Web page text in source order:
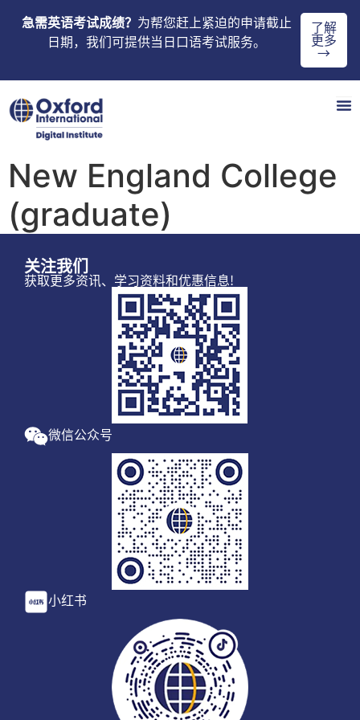
急需英语考试成绩？ 为帮您赶上紧迫的申请截止
日期，我们可提供当日口语考试服务。
了解
更多
→
New England College
(graduate)
关注我们
获取更多资讯、学习资料和优惠信息!
微信公众号
小红书